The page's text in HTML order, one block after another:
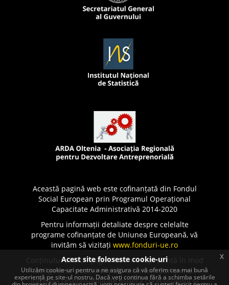
Această pagină web este cofinanțată din Fondul
Social European prin Programul Operațional
Capacitate Administrativă 2014-2020
Pentru informații detaliate despre celelalte
programe cofinanțate de Uniunea Europeană, vă
invităm să vizitați www.fonduri-ue.ro
Conținutul acestei pagini web nu reprezintă în mod
obligatoriu poziția oficială a Uniunii Europene.
Întreaga responsabilitate asupra corectitudinii și
Acest site foloseste cookie-uri
Utilizăm cookie-uri pentru a ne asigura că vă oferim cea mai bună
experiență pe site-ul nostru. Dacă veți continua fără a schimba setările
x